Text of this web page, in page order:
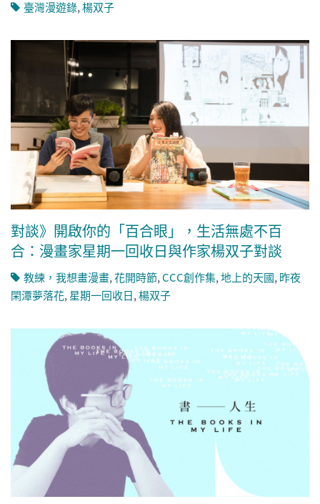
臺灣漫遊錄,楊双子
對談》開啟你的「百合眼」，生活無處不百
合：漫畫家星期一回收日與作家楊双子對談
教練，我想畫漫畫,花開時節,CCC創作集,地上的天國, 昨夜
閑潭夢落花, 星期一回收日,楊双子